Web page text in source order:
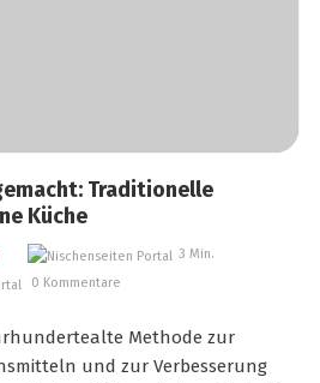
Traditionelle
Küche
3 Min.
0 Kommentare
Methode zur
und zur Verbesserung